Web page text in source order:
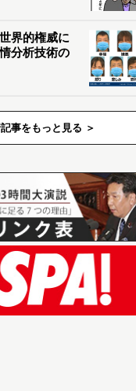
界的権威に
分析技術の
事をもっと見る